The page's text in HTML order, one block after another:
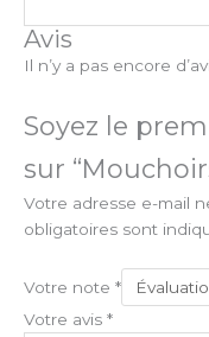
Avis
Il n’y a pas encore
Soyez le
sur
Votre adresse e-mail
obligatoires sont
Votre note *
Votre avis *